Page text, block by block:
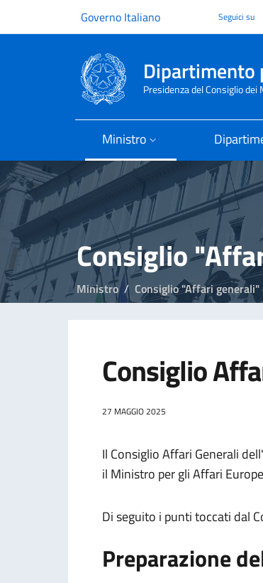
Governo Italiano Seguici su
Dipartimento
Presidenza del Consiglio dei
Ministro
Consiglio
Ministro Consiglio "Affari generali"
Consiglio
27 MAGGIO 2025
Il Consiglio Affari Generali
il Ministro per gli Affari
Di seguito i punti toccati dal
Preparazione